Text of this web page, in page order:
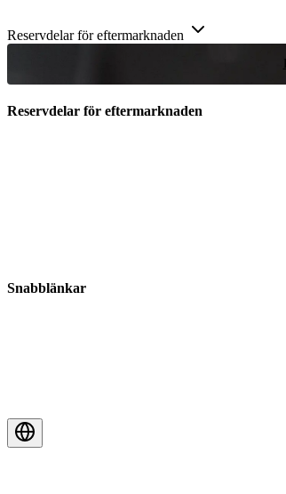
Reservdelar för eftermarknaden
Reservdelar för eftermarknaden
Snabblänkar